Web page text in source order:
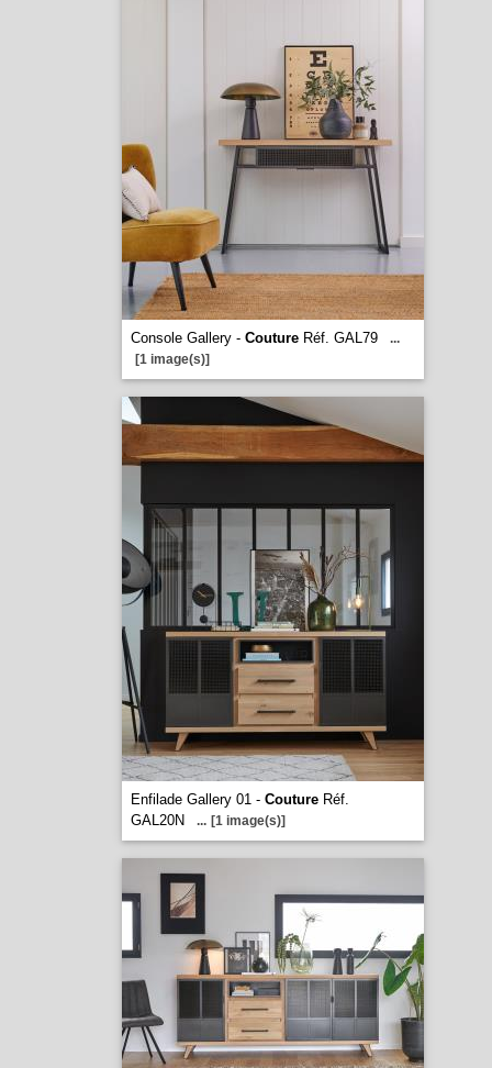
Console Gallery - CoutureRéf. GAL79
...
[1 image(s)]
Enfilade Gallery 01 - CoutureRéf.
GAL20N
... [1 image(s)]